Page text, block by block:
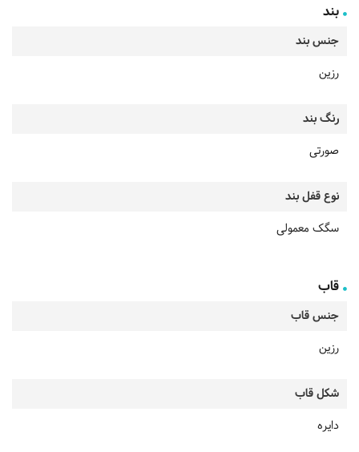
بند
جنس بند
رزین
رنگ بند
صورتی
نوع قفل بند
سگک معمولی
قاب
جنس قاب
رزین
شکل قاب
دایره